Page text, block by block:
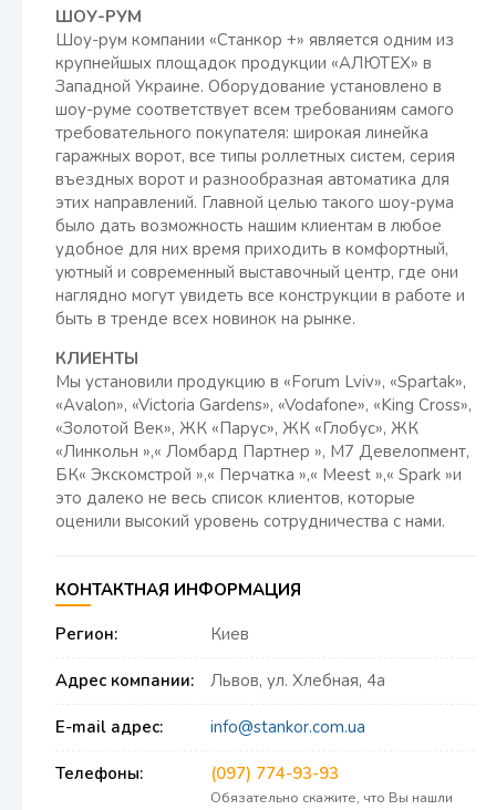
ШОУ-РУМ
Шоу-рум компании «Станкор +» является одним из
крупнейшых площадок продукции «АЛЮТЕХ» в
Западной Украине. Оборудование установлено в
шоу-руме соответствует всем требованиям самого
требовательного покупателя: широкая линейка
гаражных ворот, все типы роллетных систем, серия
въездных ворот и разнообразная автоматика для
этих направлений. Главной целью такого шоу-рума
было дать возможность нашим клиентам в любое
удобное для них время приходить в комфортный,
уютный и современный выставочный центр, где они
наглядно могут увидеть все конструкции в работе и
быть в тренде всех новинок на рынке.
КЛИЕНТЫ
Мы установили продукцию в «Forum Lviv», «Spartak»,
«Avalon», «Victoria Gardens», «Vodafone», «King Cross»,
«Золотой Век», ЖК «Парус», ЖК «Глобус», ЖК
«Линкольн »,« Ломбард Партнер », М7 Девелопмент,
БК« Экскомстрой »,« Перчатка »,« Meest »,« Spark »и
это далеко не весь список клиентов, которые
оценили высокий уровень сотрудничества с нами.
КОНТАКТНАЯ ИНФОРМАЦИЯ
Регион:
Киев
Адрес компании: Львов, ул. Хлебная, 4а
E-mail адрес: info@stankor.com.ua
Телефоны: (097) 774-93-93
Обязательно скажите, что Вы нашли